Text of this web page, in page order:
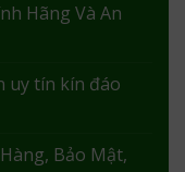
Hãng Và An
uy tín kín đáo
Bảo Mật,